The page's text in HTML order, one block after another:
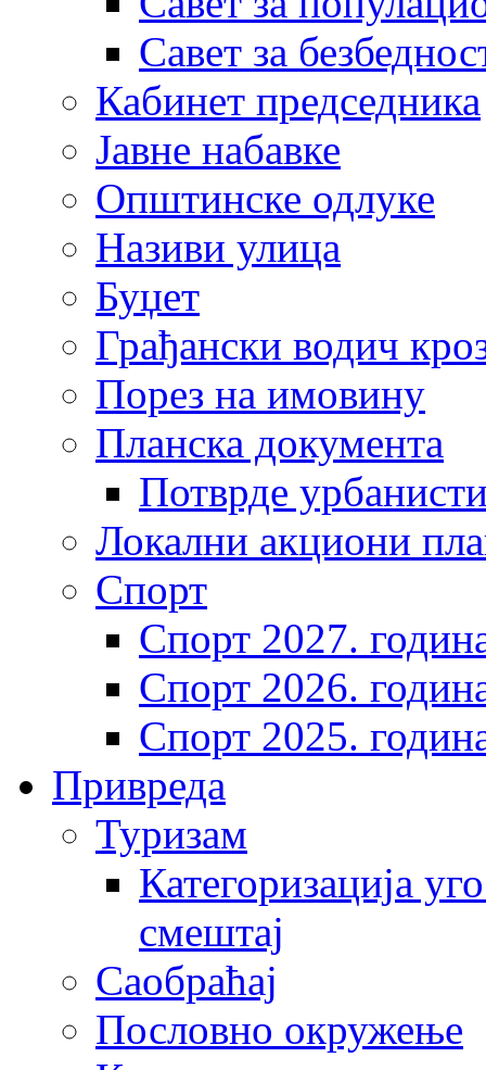
Савет за
Кабинет председника
Јавне набавке
Општинске одлуке
Називи улица
Буџет
Грађански водич
Порез на имовину
Планска документа
Потврде
Локални акциони
Спорт
Спорт 2027.
Спорт 2026.
Спорт 2025.
Привреда
Туризам
Категоризација
смештај
Саобраћај
Пословно окружење